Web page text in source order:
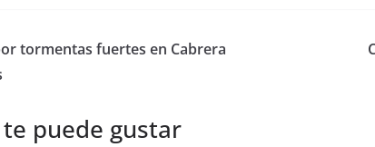
tormentas fuertes en Cabrera
puede gustar